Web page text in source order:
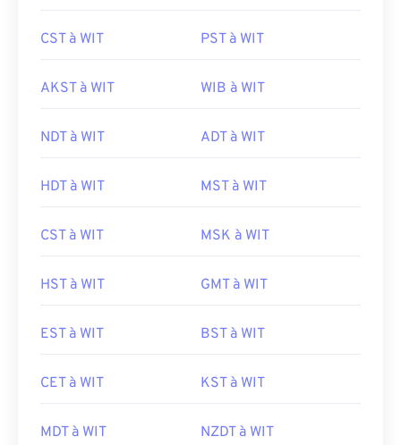
CST à WIT PST à WIT
AKST à WIT WIB à WIT
NDT à WIT ADT à WIT
HDT à WIT MST à WIT
CST à WIT MSK à WIT
HST à WIT GMT à WIT
EST à WIT BST à WIT
CET à WIT KST à WIT
MDT à WIT NZDT à WIT